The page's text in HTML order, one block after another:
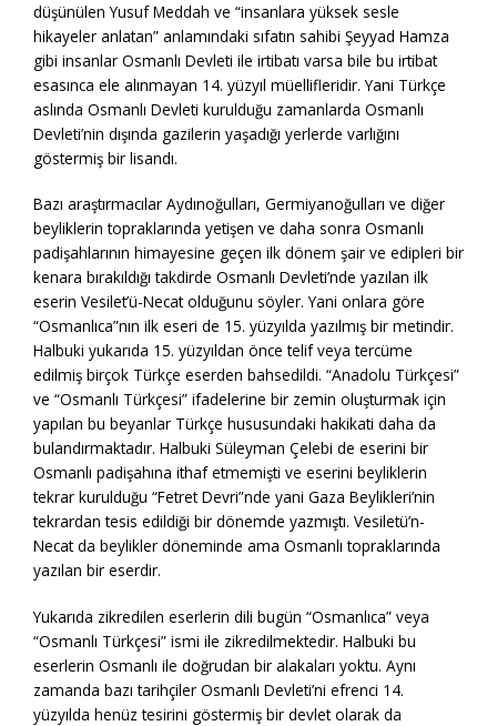
düşünülen Yusuf Meddah ve “insanlara yüksek sesle
hikayeler anlatan” anlamındaki sıfatın sahibi Şeyyad Hamza
gibi insanlar Osmanlı Devleti ile irtibatı varsa bile bu irtibat
esasınca ele alınmayan 14. yüzyıl müellifleridir. Yani Türkçe
aslında Osmanlı Devleti kurulduğu zamanlarda Osmanlı
Devleti’nin dışında gazilerin yaşadığı yerlerde varlığını
göstermiş bir lisandı.
Bazı araştırmacılar Aydınoğulları, Germiyanoğulları ve diğer
beyliklerin topraklarında yetişen ve daha sonra Osmanlı
padişahlarının himayesine geçen ilk dönem şair ve edipleri bir
kenara bırakıldığı takdirde Osmanlı Devleti’nde yazılan ilk
eserin Vesilet’ü-Necat olduğunu söyler. Yani onlara göre
“Osmanlıca”nın ilk eseri de 15. yüzyılda yazılmış bir metindir.
Halbuki yukarıda 15. yüzyıldan önce telif veya tercüme
edilmiş birçok Türkçe eserden bahsedildi. “Anadolu Türkçesi”
ve “Osmanlı Türkçesi” ifadelerine bir zemin oluşturmak için
yapılan bu beyanlar Türkçe hususundaki hakikati daha da
bulandırmaktadır. Halbuki Süleyman Çelebi de eserini bir
Osmanlı padişahına ithaf etmemişti ve eserini beyliklerin
tekrar kurulduğu “Fetret Devri”nde yani Gaza Beylikleri’nin
tekrardan tesis edildiği bir dönemde yazmıştı. Vesiletü’n-
Necat da beylikler döneminde ama Osmanlı topraklarında
yazılan bir eserdir.
Yukarıda zikredilen eserlerin dili bugün “Osmanlıca” veya
“Osmanlı Türkçesi” ismi ile zikredilmektedir. Halbuki bu
eserlerin Osmanlı ile doğrudan bir alakaları yoktu. Aynı
zamanda bazı tarihçiler Osmanlı Devleti’ni efrenci 14.
yüzyılda henüz tesirini göstermiş bir devlet olarak da